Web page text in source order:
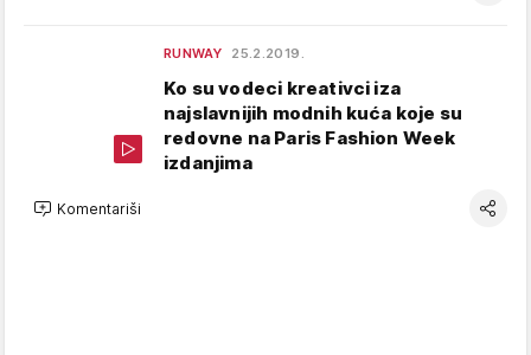
RUNWAY 25.2.2019.
Ko su vodeci kreativci iza
najslavnijih modnih kuća koje su
redovne na Paris Fashion Week
izdanjima
Komentariši